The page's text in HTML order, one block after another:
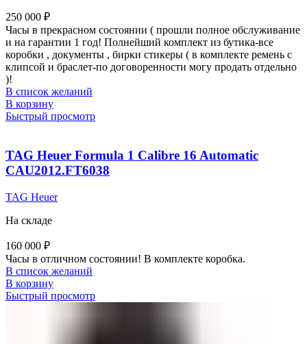
250 000 ₽
Часы в прекрасном состоянии ( прошли полное обслуживание
и на гарантии 1 год! Полнейший комплект из бутика-все
коробки , документы , бирки стикеры ( в комплекте ремень с
клипсой и браслет-по договоренности могу продать отдельно
)!
В список желаний
В корзину
Быстрый просмотр
TAG Heuer Formula 1 Calibre 16 Automatic
CAU2012.FT6038
TAG Heuer
На складе
160 000 ₽
Часы в отличном состоянии! В комплекте коробка.
В список желаний
В корзину
Быстрый просмотр